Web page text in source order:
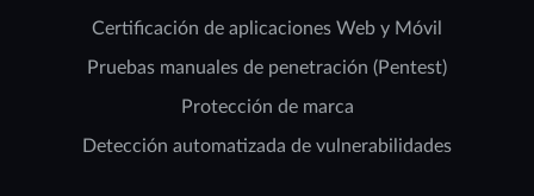
Certificación de aplicaciones Web y Móvil
Pruebas manuales de penetración (Pentest)
Protección de marca
Detección automatizada de vulnerabilidades